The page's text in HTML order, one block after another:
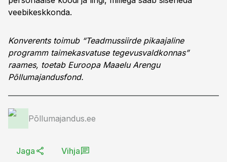
veebikeskkonda.
Konverents toimub “Teadmussiirde pikaajaline
programm taimekasvatuse tegevusvaldkonnas”
raames, toetab Euroopa Maaelu Arengu
Põllumajandusfond.
Põllumajandus.ee
Jaga Vihja